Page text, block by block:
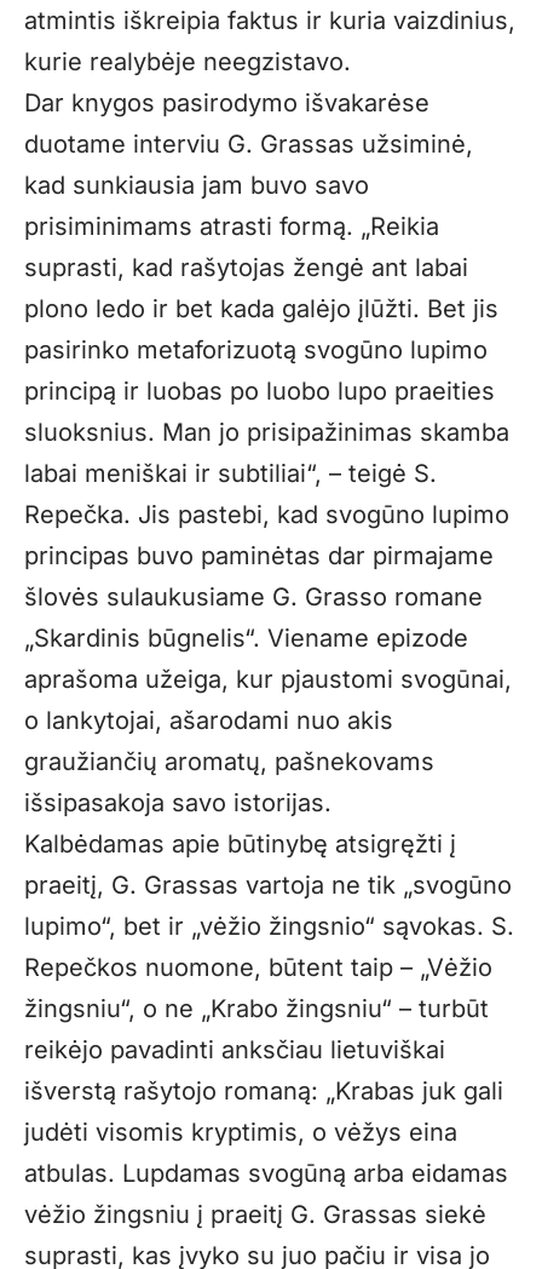
atmintis iškreipia faktus ir kuria vaizdinius,
kurie realybėje neegzistavo.
Dar knygos pasirodymo išvakarėse
duotame interviu G. Grassas užsiminė,
kad sunkiausia jam buvo savo
prisiminimams atrasti formą. „Reikia
suprasti, kad rašytojas žengė ant labai
plono ledo ir bet kada galėjo įlūžti. Bet jis
pasirinko metaforizuotą svogūno lupimo
principą ir luobas po luobo lupo praeities
sluoksnius. Man jo prisipažinimas skamba
labai meniškai ir subtiliai“, – teigė S.
Repečka. Jis pastebi, kad svogūno lupimo
principas buvo paminėtas dar pirmajame
šlovės sulaukusiame G. Grasso romane
„Skardinis būgnelis“. Viename epizode
aprašoma užeiga, kur pjaustomi svogūnai,
o lankytojai, ašarodami nuo akis
graužiančių aromatų, pašnekovams
išsipasakoja savo istorijas.
Kalbėdamas apie būtinybę atsigręžti į
praeitį, G. Grassas vartoja ne tik „svogūno
lupimo“, bet ir „vėžio žingsnio“ sąvokas. S.
Repečkos nuomone, būtent taip – „Vėžio
žingsniu“, o ne „Krabo žingsniu“ – turbūt
reikėjo pavadinti anksčiau lietuviškai
išverstą rašytojo romaną: „Krabas juk gali
judėti visomis kryptimis, o vėžys eina
atbulas. Lupdamas svogūną arba eidamas
vėžio žingsniu į praeitį G. Grassas siekė
suprasti, kas įvyko su juo pačiu ir visa jo